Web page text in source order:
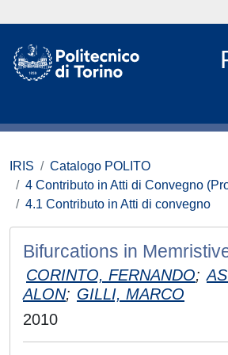
IRIS
Catalogo POLITO
4 Contributo in Atti di Convegno
4.1 Contributo in Atti di convegno
Bifurcations in
CORINTO, FERNANDO;
ALON; GILLI, MARCO
2010